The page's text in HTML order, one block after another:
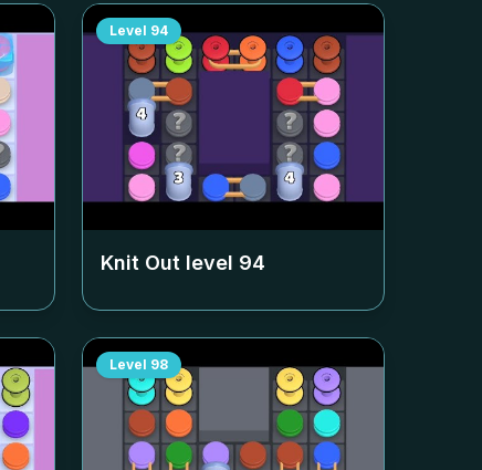
Level 94
Knit Out level 94
Level 98